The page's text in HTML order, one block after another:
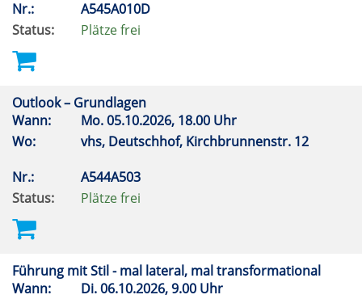
Nr.:
A545A010D
Status:
Plätze frei
Outlook – Grundlagen
Wann:
Mo.05.10.2026, 18.00 Uhr
Wo:
vhs, Deutschhof, Kirchbrunnenstr. 12
Nr.:
A544A503
Status:
Plätze frei
Führung mit Stil - mal lateral, mal transformational
Wann:
Di.06.10.2026, 9.00 Uhr